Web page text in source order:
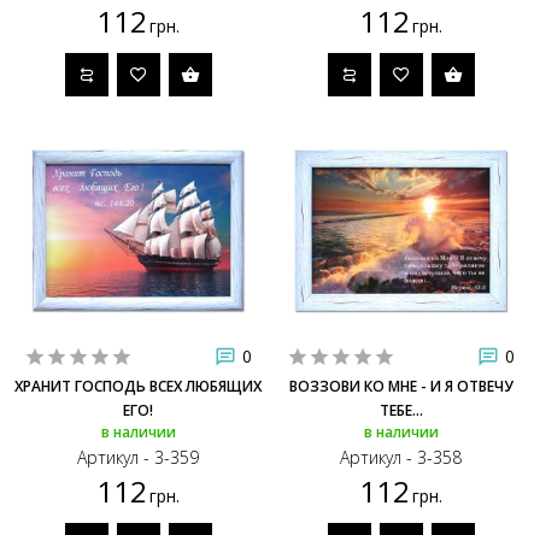
112 грн. 112 грн.
0
ХРАНИТ ГОСПОДЬ ВСЕХ ЛЮБЯЩИХ
ЕГО!
в наличии
Артикул - 3-359
112 грн.
0
ВОЗЗОВИ КО МНЕ - И Я ОТВЕЧУ
ТЕБЕ...
в наличии
Артикул - 3-358
112 грн.